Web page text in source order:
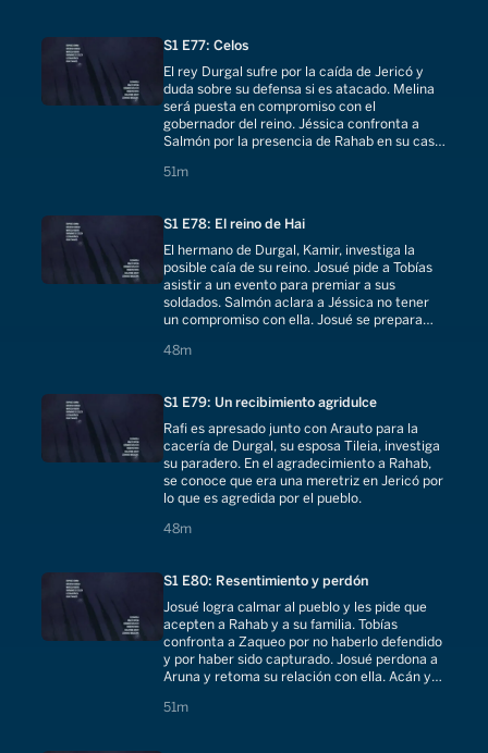
S1 E77: Celos
El rey Durgal sufre por la caída de Jericó y
duda sobre su defensa si es atacado. Melina
será puesta en compromiso con el
gobernador del reino. Jéssica confronta a
Salmón por la presencia de Rahab en su casa.
51m
51 minutes
S1 E78: El reino de Hai
El hermano de Durgal, Kamir, investiga la
posible caía de su reino. Josué pide a Tobías
asistir a un evento para premiar a sus
soldados. Salmón aclara a Jéssica no tener
un compromiso con ella. Josué se prepara
48m
48 minutes
S1 E79: Un recibimiento agridulce
Rafi es apresado junto con Arauto para la
cacería de Durgal, su esposa Tileia, investiga
su paradero. En el agradecimiento a Rahab,
se conoce que era una meretriz en Jericó por
lo que es agredida por el pueblo.
48m
48 minutes
S1 E80: Resentimiento y perdón
Josué logra calmar al pueblo y les pide que
acepten a Rahab y a su familia. Tobías
confronta a Zaqueo por no haberlo defendido
y por haber sido capturado. Josué perdona a
Aruna y retoma su relación con ella. Acán y
51m
51 minutes